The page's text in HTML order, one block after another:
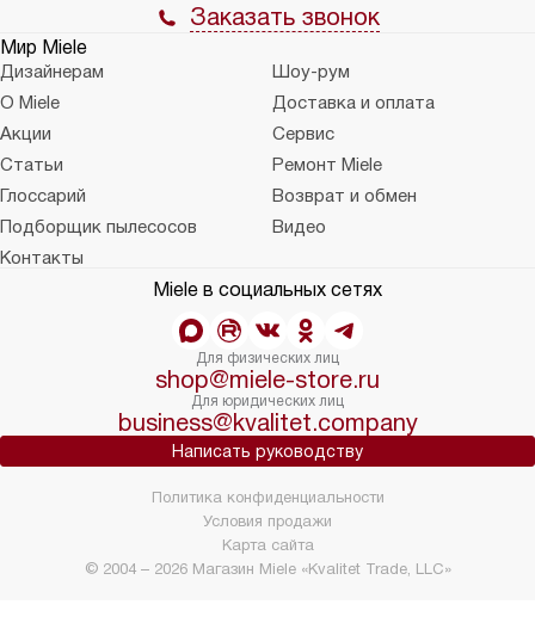
Заказать звонок
Мир Miele
Дизайнерам
Шоу-рум
О Miele
Доставка и оплата
Акции
Сервис
Статьи
Ремонт Miele
Глоссарий
Возврат и обмен
Подборщик пылесосов
Видео
Контакты
Miele в социальных сетях
Для физических лиц
shop@miele-store.ru
Для юридических лиц
business@kvalitet.company
Написать руководству
© 2004 – 2026 Магазин Miele «Kvalitet Trade, LLC»
Политика конфиденциальности
Условия продажи
Карта сайта